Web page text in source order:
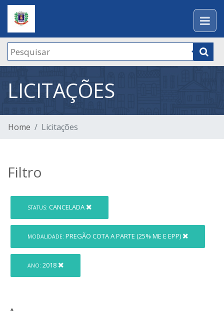
LICITAÇÕES
Home Licitações
Filtro
STATUS: CANCELADA
MODALIDADE: PREGÃO COTA A PARTE (25% ME E EPP)
ANO: 2018